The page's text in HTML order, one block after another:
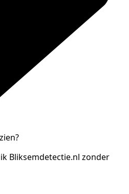
Bliksemdetectie.nl zonder